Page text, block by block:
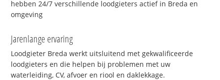
hebben 24/7 verschillende loodgieters actief in Breda en
omgeving
Jarenlange ervaring
Loodgieter Breda werkt uitsluitend met gekwalificeerde
loodgieters en die helpen bij problemen met uw
waterleiding, CV, afvoer en riool en daklekkage.